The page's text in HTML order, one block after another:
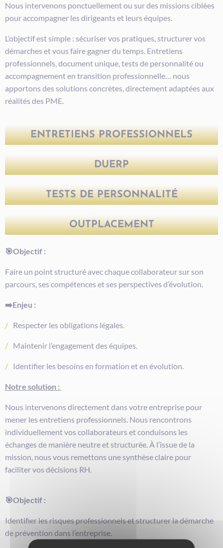
Nous intervenons ponctuellement ou sur des missions ciblées
pour accompagner les dirigeants et leurs équipes.
L’objectif est simple : sécuriser vos pratiques, structurer vos
démarches et vous faire gagner du temps. Entretiens
professionnels, document unique, tests de personnalité ou
accompagnement en transition professionnelle… nous
apportons des solutions concrètes, directement adaptées aux
réalités des PME.
ENTRETIENS PROFESSIONNELS
DUERP
TESTS DE PERSONNALITÉ
OUTPLACEMENT
🎯Objectif :
Faire un point structuré avec chaque collaborateur sur son
parcours, ses compétences et ses perspectives d’évolution.
➡️Enjeu :
Respecter les obligations légales.
Maintenir l’engagement des équipes.
Identifier les besoins en formation et en évolution.
Notre solution :
Nous intervenons directement dans votre entreprise pour
mener les entretiens professionnels. Nous rencontrons
individuellement vos collaborateurs et conduisons les
échanges de manière neutre et structurée. À l’issue de la
mission, nous vous remettons une synthèse claire pour
faciliter vos décisions RH.
🎯Objectif :
Identifier les risques professionnels et structurer la démarche
de prévention dans l’entreprise.